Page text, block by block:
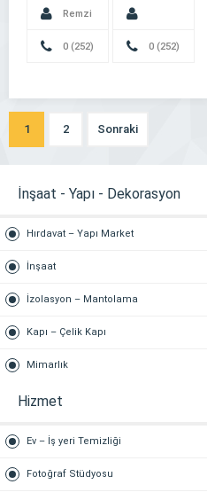
Remzi
Aloğlu0 (252) Turgay0 (252)
1 2 Sonraki
İnşaat - Yapı - Dekorasyon
Hırdavat – Yapı Market
İnşaat
İzolasyon – Mantolama
Kapı – Çelik Kapı
Mimarlık
Hizmet
Ev – İş yeri Temizliği
Fotoğraf Stüdyosu